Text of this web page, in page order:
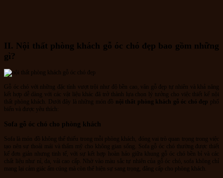
II. Nội thất phòng khách gỗ óc chó đẹp bao gồm những
gì?
Gỗ óc chó với những đặc tính vượt trội như độ bền cao, vân gỗ đẹp tự nhiên và khả năng
kết hợp dễ dàng với các vật liệu khác đã trở thành lựa chọn lý tưởng cho việc thiết kế nội
thất phòng khách. Dưới đây là những món đồ nội thất phòng khách gỗ óc chó đẹp phổ
biến và được yêu thích:
Sofa gỗ óc chó cho phòng khách
Sofa là món đồ không thể thiếu trong mỗi phòng khách, đóng vai trò quan trọng trong việc
tạo nên sự thoải mái và thẩm mỹ cho không gian sống. Sofa gỗ óc chó thường được thiết
kế đơn giản nhưng tinh tế, với sự kết hợp hoàn hảo giữa khung gỗ óc chó bền bỉ và các
chất liệu như nỉ, da, vải cao cấp. Nhờ vào màu sắc tự nhiên của gỗ óc chó, sofa không chỉ
mang lại cảm giác ấm cúng mà còn thể hiện sự sang trọng, đẳng cấp cho phòng khách.